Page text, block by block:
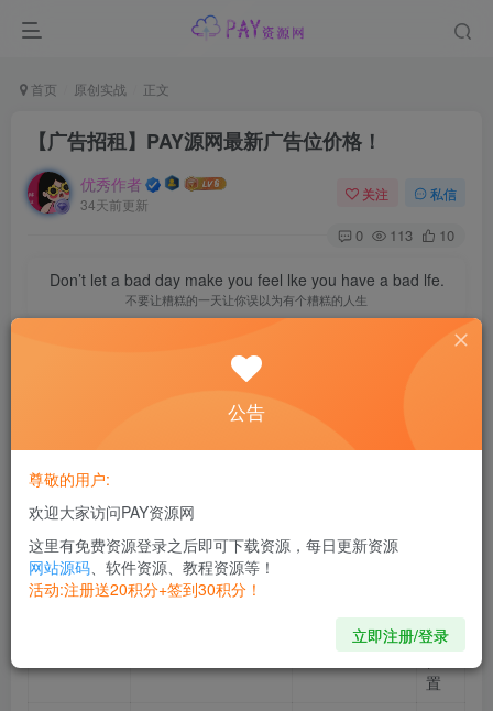
首页 原创实战 正文
【广告招租】PAY源网最新广告位价格！
优秀作者
34天前更新
关注 私信
0 113 10
Don’t let a bad day make you feel lke you have a bad lfe.
不要让糟糕的一天让你误以为有个糟糕的人生
全站顶部横
幅
首页导航下
方横幅
1000px*70px
大横幅 50 元 /
50 元 / 月 起步
有
置
公告
尊敬的用户:
欢迎大家访问PAY资源网
这里有免费资源登录之后即可下载资源，每日更新资源
网站源码、软件资源、教程资源等！
活动:注册送20积分+签到30积分！
立即注册/登录